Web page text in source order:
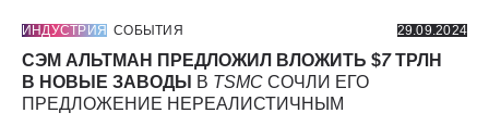
ИНДУСТРИЯ СОБЫТИЯ 29.09.2024
СЭМ АЛЬТМАН ПРЕДЛОЖИЛ ВЛОЖИТЬ $7ТРЛН
В НОВЫЕ ЗАВОДЫ
В TSMC СОЧЛИ ЕГО
ПРЕДЛОЖЕНИЕ НЕРЕАЛИСТИЧНЫМ